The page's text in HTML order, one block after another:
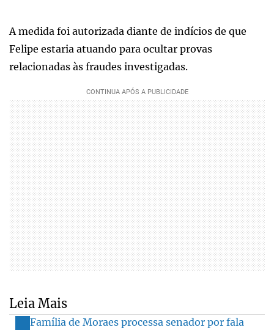
A medida foi autorizada diante de indícios de que
Felipe estaria atuando para ocultar provas
relacionadas às fraudes investigadas.
Leia Mais
Família de Moraes processa senador por fala